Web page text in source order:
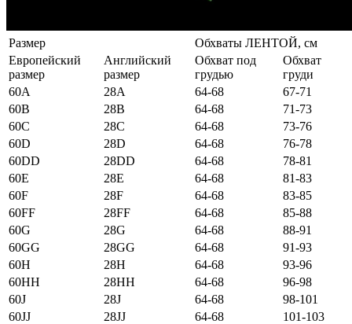
Размер
Обхваты ЛЕНТОЙ, см
Европейский
размер
Английский
размер
Обхват под
грудью
Обхват
груди
60А
28А 64-68
67-71
60B
28B 64-68
71-73
60C
28C 64-68
73-76
60D
28D 64-68
76-78
60DD
28DD 64-68
78-81
60E
28E 64-68
81-83
60F
28F 64-68
83-85
60FF
28FF 64-68
85-88
60G
28G 64-68
88-91
60GG
28GG 64-68
91-93
60H
28H 64-68
93-96
60HH
28HH 64-68
96-98
60J
28J 64-68
98-101
60JJ
28JJ 64-68
101-103